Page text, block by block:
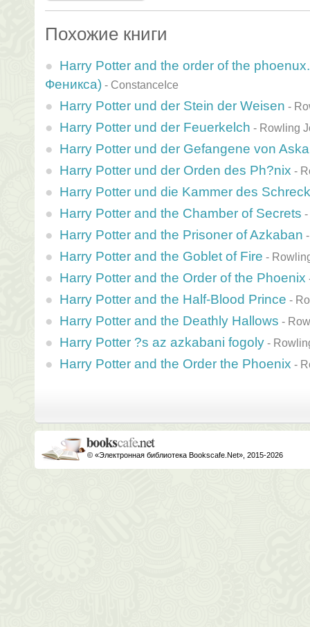
Похожие книги
Harry Potter and the order of the
Феникса) - ConstanceIce
Harry Potter und der Stein der Weisen -
Harry Potter und der Feuerkelch - Rowling
Harry Potter und der Gefangene von
Harry Potter und der Orden des Ph?nix -
Harry Potter und die Kammer des
Harry Potter and the Chamber of Secrets -
Harry Potter and the Prisoner of Azkaban
Harry Potter and the Goblet of Fire -
Harry Potter and the Order of the Phoenix
Harry Potter and the Half-Blood Prince -
Harry Potter and the Deathly Hallows -
Harry Potter ?s az azkabani fogoly -
Harry Potter and the Order the Phoenix -
© «Электронная библиотека Bookscafe.Net», 2015-2026